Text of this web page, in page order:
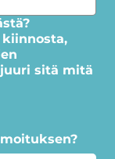
kiinnosta,
sitä mitä